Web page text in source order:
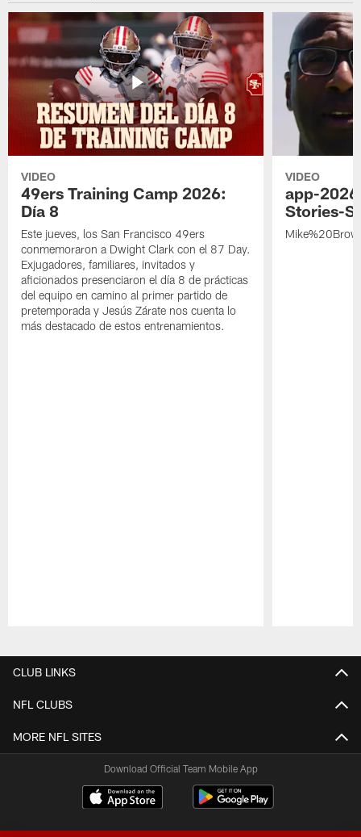
VIDEO
49ers Training Camp 2026:
Día 8
Este jueves, los San Francisco 49ers
conmemoraron a Dwight Clark con el 87 Day.
Exjugadores, familiares, invitados y
aficionados presenciaron el día 8 de prácticas
del equipo en camino al primer partido de
pretemporada y Jesús Zárate nos cuenta lo
más destacado de estos entrenamientos.
VIDEO
app-
Stories-
CLUB LINKS
NFL CLUBS
MORE NFL SITES
Download Official Team Mobile App